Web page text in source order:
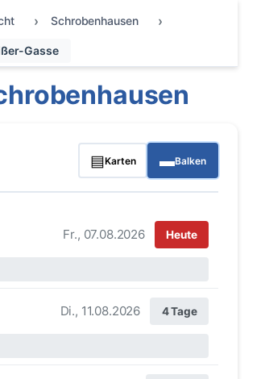
Schrobenhausen
Gasse
▤Karten ▬Balken
Fr., 07.08.2026 Heute
Di., 11.08.2026 4 Tage